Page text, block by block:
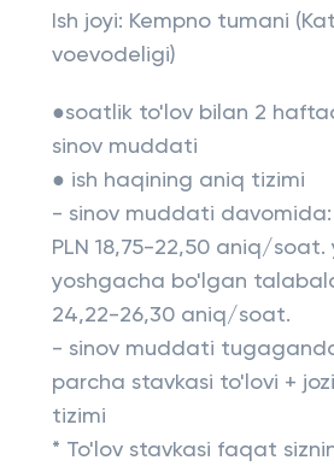
Ish joyi: Kempno tumani
voevodeligi)
●soatlik to'lov bilan 2
sinov muddati
● ish haqining aniq tizimi
- sinov muddati
PLN 18,75-22,50 aniq/soat.
yoshgacha bo'lgan
24,22-26,30 aniq/soat.
- sinov muddati
parcha stavkasi to'lovi +
tizimi
* To'lov stavkasi faqat